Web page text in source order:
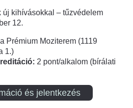
új kihívásokkal – tűzvédelem
12.
Prémium Moziterem (1119
1.)
2 pont/alkalom (bírálati
és jelentkezés